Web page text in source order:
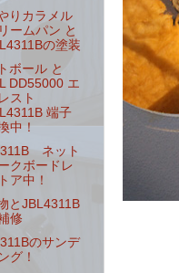
りカラメル
ームパン と
の塗装
ボール と
DD55000 エ
スト
端子
中！
ネット
クボードレ
ア中！
とJBL4311B
修
のサンデ
グ！